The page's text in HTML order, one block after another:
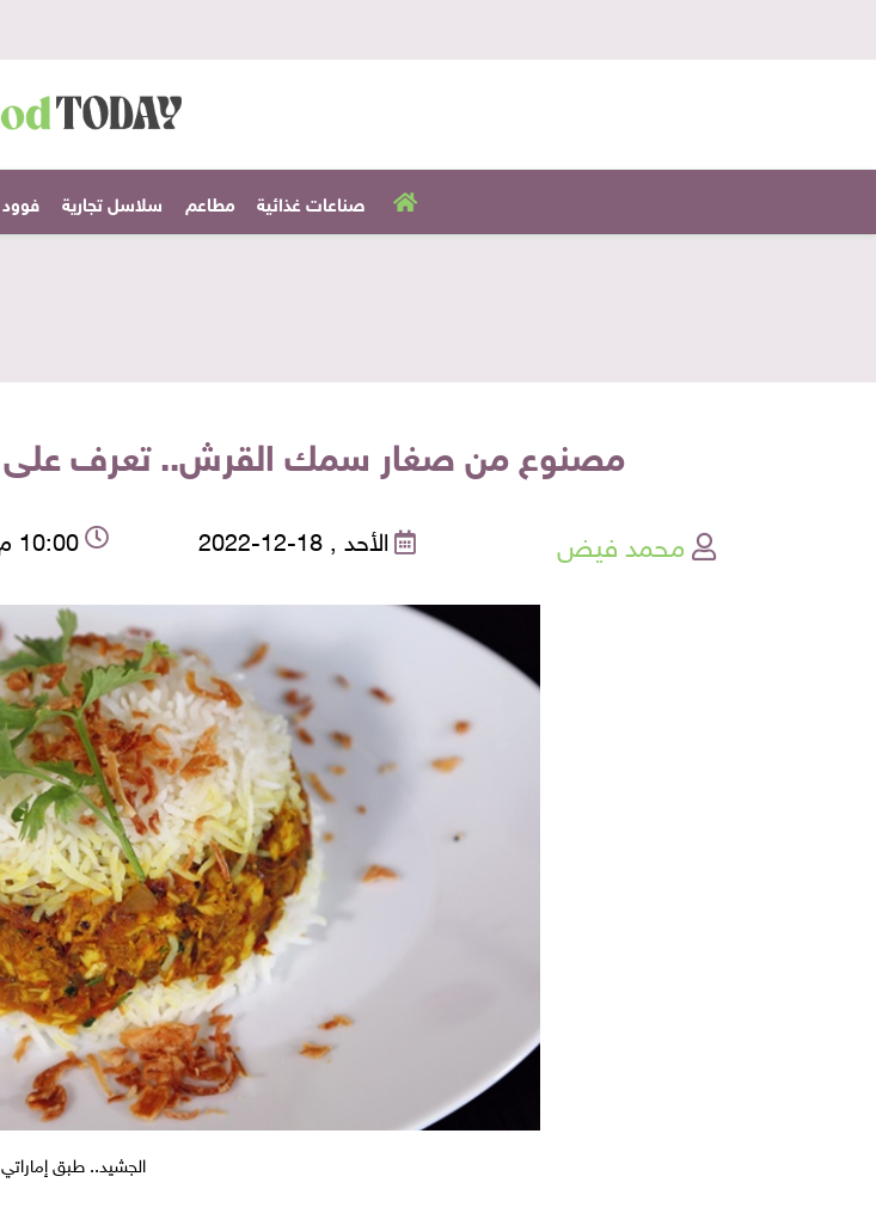
صناعات غذائية مطاعم سلاسل تجارية
مصنوع من صغار سمك القرش.. تعرف على
محمد فيض الأحد , 18-12-2022 10:00 م
الجشيد.. طبق إماراتي